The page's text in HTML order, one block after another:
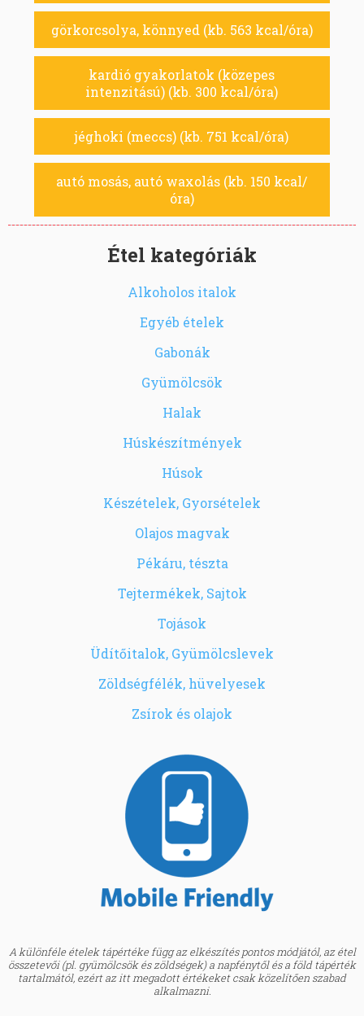
görkorcsolya, könnyed (kb. 563 kcal/óra)
kardió gyakorlatok (közepes
intenzitású) (kb. 300 kcal/óra)
jéghoki (meccs) (kb. 751 kcal/óra)
autó mosás, autó waxolás (kb. 150 kcal/
óra)
Étel kategóriák
Alkoholos italok
Egyéb ételek
Gabonák
Gyümölcsök
Halak
Húskészítmények
Húsok
Készételek, Gyorsételek
Olajos magvak
Pékáru, tészta
Tejtermékek, Sajtok
Tojások
Üdítőitalok, Gyümölcslevek
Zöldségfélék, hüvelyesek
Zsírok és olajok
A különféle ételek tápértéke függ az elkészítés pontos módjától, az étel
összetevői (pl. gyümölcsök és zöldségek) a napfénytől és a föld tápérték
tartalmától, ezért az itt megadott értékeket csak közelítően szabad
alkalmazni.